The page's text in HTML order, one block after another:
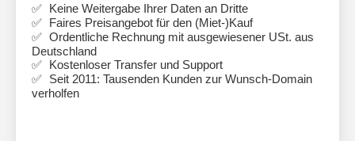
Keine Weitergabe Ihrer Daten an Dritte
Faires Preisangebot für den (Miet-)Kauf
Ordentliche Rechnung mit ausgewiesener USt. aus
Deutschland
Kostenloser Transfer und Support
Seit 2011: Tausenden Kunden zur Wunsch-Domain
verholfen